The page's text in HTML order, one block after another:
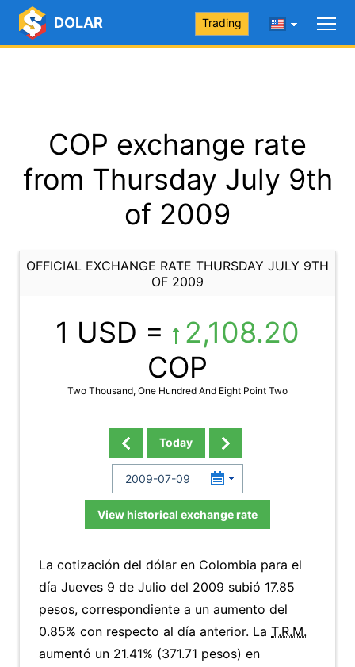
DOLAR Trading
COP exchange rate
from Thursday July 9th
of 2009
OFFICIAL EXCHANGE RATE THURSDAY JULY 9TH
OF 2009
1 USD =
2,108.20
COP
Two Thousand, One Hundred And Eight Point Two
Today
View historical exchange rate
La cotización del dólar en Colombia para el
día Jueves 9 de Julio del 2009 subió 17.85
pesos, correspondiente a un aumento del
0.85% con respecto al día anterior. La T.R.M.
aumentó un 21.41% (371.71 pesos) en